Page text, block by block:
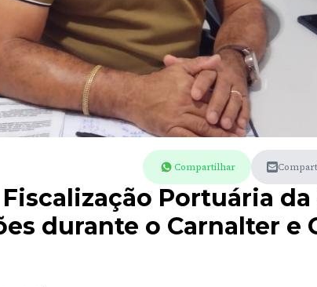
Compartilhar
Fiscalização Portuária
durante o Carnalter e